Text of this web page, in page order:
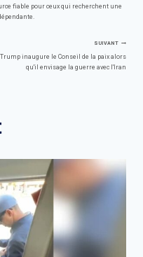
fiable pour ceux qui recherchent une
SUIVANT
Trump inaugure le Conseil de la paix alors
qu'il envisage la guerre avec l'Iran